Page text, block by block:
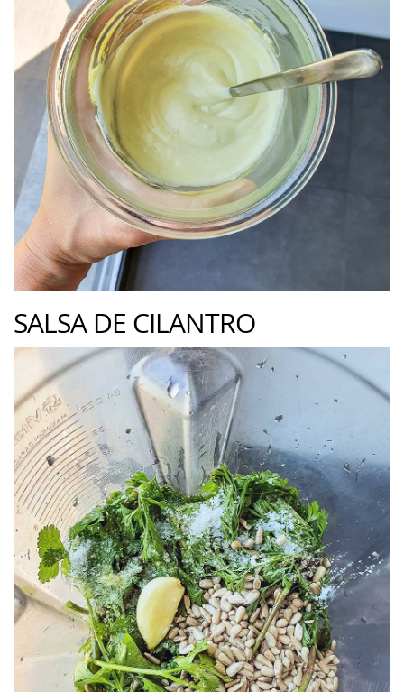
SALSA DE CILANTRO